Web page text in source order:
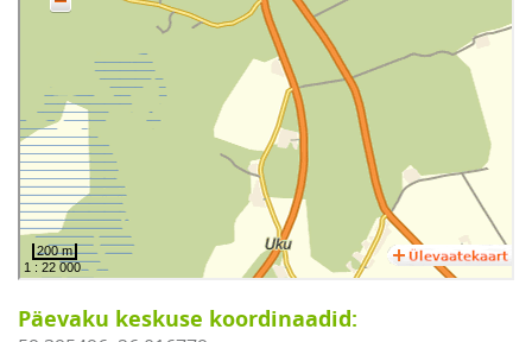
Päevaku keskuse koordinaadid: